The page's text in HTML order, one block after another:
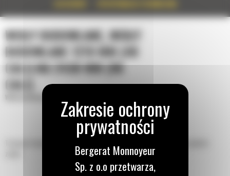
WIDŁY BUDOWLANE, WIDŁY
BUDOWLANE 1219 MM (48
CALI) NA 2438 MM (96
CALI)
Bergerat Monnoyeur
Sp. z o.o przetwarza,